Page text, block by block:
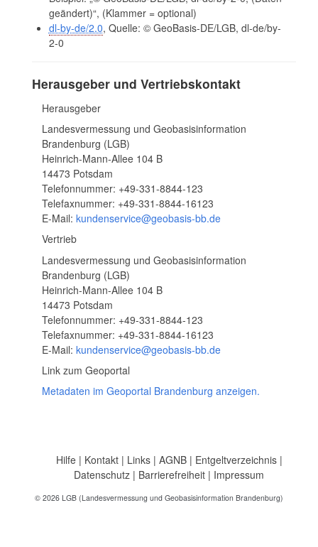
geändert)“, (Klammer = optional)
dl-by-de/2.0, Quelle: © GeoBasis-DE/LGB, dl-de/by-
2-0
Herausgeber und Vertriebskontakt
Herausgeber
Landesvermessung und Geobasisinformation
Brandenburg (LGB)
Heinrich-Mann-Allee 104 B
14473 Potsdam
Telefonnummer: +49-331-8844-123
Telefaxnummer: +49-331-8844-16123
E-Mail: kundenservice@geobasis-bb.de
Vertrieb
Landesvermessung und Geobasisinformation
Brandenburg (LGB)
Heinrich-Mann-Allee 104 B
14473 Potsdam
Telefonnummer: +49-331-8844-123
Telefaxnummer: +49-331-8844-16123
E-Mail: kundenservice@geobasis-bb.de
Link zum Geoportal
Metadaten im Geoportal Brandenburg anzeigen.
Hilfe| Kontakt| Links| AGNB| Entgeltverzeichnis|
Datenschutz | Barrierefreiheit | Impressum
© 2026 LGB (Landesvermessung und Geobasisinformation Brandenburg)